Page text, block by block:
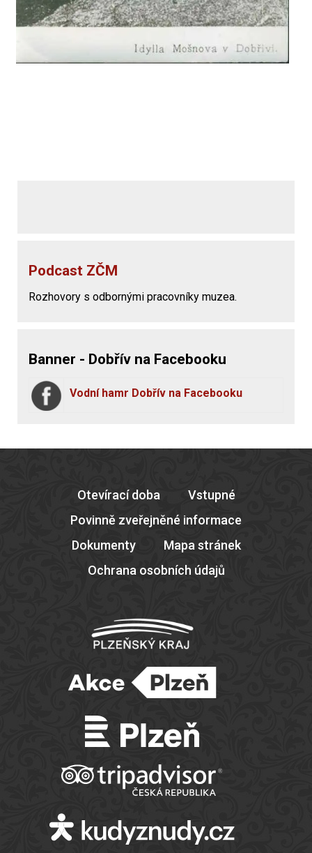
Podcast ZČM
Rozhovory s odbornými pracovníky muzea.
Banner - Dobřív na Facebooku
Vodní hamr Dobřív na Facebooku
Otevírací doba
Vstupné
Povinně zveřejněné informace
Dokumenty
Mapa stránek
Ochrana osobních údajů